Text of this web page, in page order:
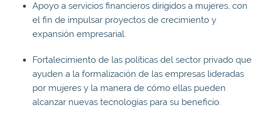
Apoyo a servicios financieros dirigidos a mujeres, con
el fin de impulsar proyectos de crecimiento y
expansión empresarial.
Fortalecimiento de las políticas del sector privado que
ayuden a la formalización de las empresas lideradas
por mujeres y la manera de cómo ellas pueden
alcanzar nuevas tecnologías para su beneficio.